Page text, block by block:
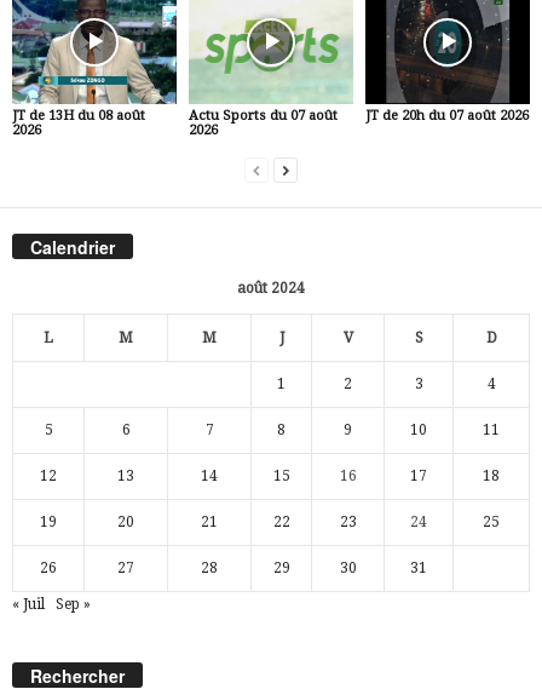
JT de 13H du 08 août
2026
Actu Sports du 07 août
2026
JT de 20h du 07 août 2026
Calendrier
août 2024
L M M J V S D
1 2 3 4
5 6 7 8 9 10 11
12 13 14 15 16 17 18
19 20 21 22 23 24 25
26 27 28 29 30 31
« Juil Sep »
Rechercher